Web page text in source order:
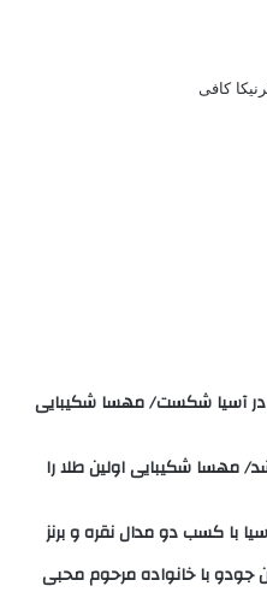
کافی
در آسیا شکست/ مهسا شکیبایی
مهسا شکیبایی اولین طلا را
با کسب دو مدال نقره و برنز
با خانواده مرحوم محبی